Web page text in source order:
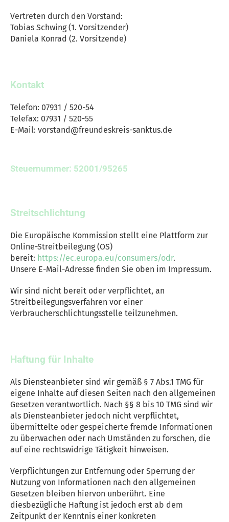
Vertreten durch den Vorstand:
Tobias Schwing (1. Vorsitzender)
Daniela Konrad (2. Vorsitzende)
Kontakt
Telefon: 07931 / 520-54
Telefax: 07931 / 520-55
E-Mail: vorstand@freundeskreis-sanktus.de
Steuernummer: 52001/95265
Streitschlichtung
Die Europäische Kommission stellt eine Plattform zur
Online-Streitbeilegung (OS)
bereit: https://ec.europa.eu/consumers/odr.
Unsere E-Mail-Adresse finden Sie oben im Impressum.
Wir sind nicht bereit oder verpflichtet, an
Streitbeilegungsverfahren vor einer
Verbraucherschlichtungsstelle teilzunehmen.
Haftung für Inhalte
Als Diensteanbieter sind wir gemäß § 7 Abs.1 TMG für
eigene Inhalte auf diesen Seiten nach den allgemeinen
Gesetzen verantwortlich. Nach §§ 8 bis 10 TMG sind wir
als Diensteanbieter jedoch nicht verpflichtet,
übermittelte oder gespeicherte fremde Informationen
zu überwachen oder nach Umständen zu forschen, die
auf eine rechtswidrige Tätigkeit hinweisen.
Verpflichtungen zur Entfernung oder Sperrung der
Nutzung von Informationen nach den allgemeinen
Gesetzen bleiben hiervon unberührt. Eine
diesbezügliche Haftung ist jedoch erst ab dem
Zeitpunkt der Kenntnis einer konkreten